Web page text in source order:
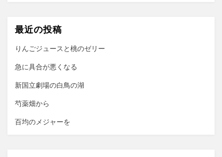
シ
ョ
ン
最近の投稿
りんごジュースと桃のゼリー
急に具合が悪くなる
新国立劇場の白鳥の湖
芍薬畑から
百均のメジャーを